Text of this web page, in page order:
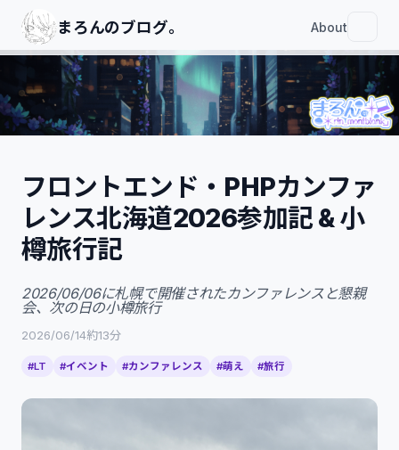
まろんのブログ｡ About
フロントエンド・PHPカンファ
レンス北海道2026参加記 & 小
樽旅行記
2026/06/06に札幌で開催されたカンファレンスと懇親
会、次の日の小樽旅行
2026/06/14約13分
#LT #イベント #カンファレンス #萌え #旅行
フロントエンド・PHPカンファレンス北
海道2026参加記 & 小樽旅行記
海道2026参加記
当日